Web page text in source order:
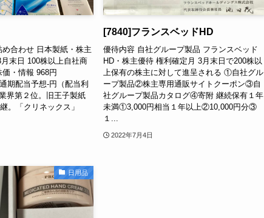
合わせ 日本製紙・株主
末日 100株以上自社商
・情報 968円
期配当予想-円（配当利
界第２位。旧王子製紙
。「クリネックス」
[7840]フランスベッドHD
優待内容 自社グループ製品 フランスベッド
HD・株主優待 権利確定月 3月末日で200株以
上保有の株主に対して進呈される ①自社グル
ープ製品②株主専用通販サイトクーポン③自
社グループ製品カタログ④寄附 継続保有１年
未満①3,000円相当１年以上②10,000円分③
１...
2022年7月4日
日用品